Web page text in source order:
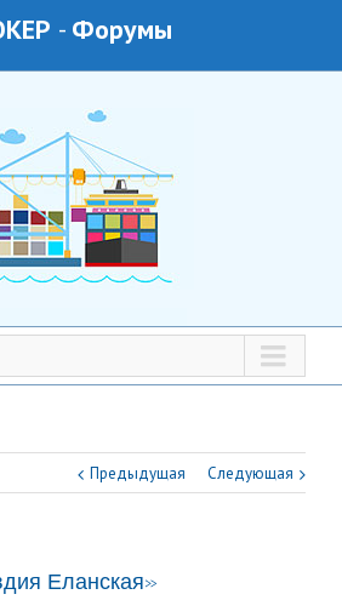
- Форумы
Предыдущая Следующая
Еланская»